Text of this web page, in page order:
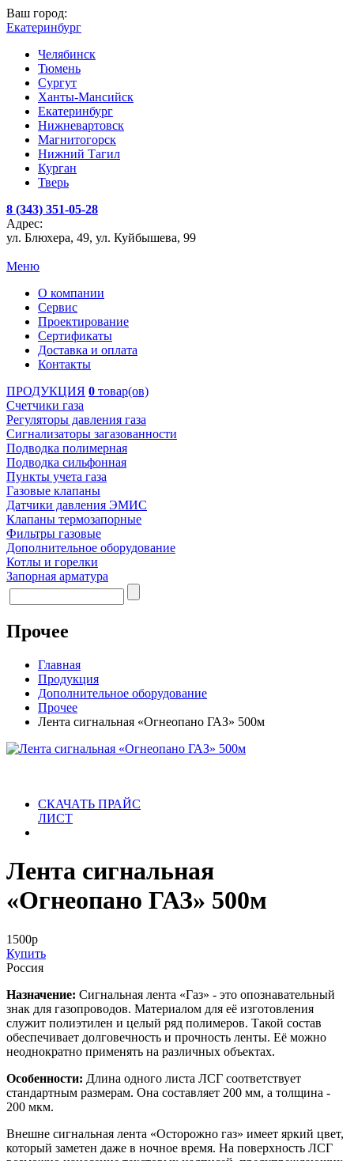
Ваш город:
Екатеринбург
Челябинск
Тюмень
Сургут
Ханты-Мансийск
Екатеринбург
Нижневартовск
Магнитогорск
Нижний Тагил
Курган
Тверь
8 (343) 351-05-28
Адрес:
ул. Блюхера, 49, ул. Куйбышева, 99
Меню
О компании
Сервис
Проектирование
Сертификаты
Доставка и оплата
Контакты
ПРОДУКЦИЯ 0 товар(ов)
Счетчики газа
Регуляторы давления газа
Сигнализаторы загазованности
Подводка полимерная
Подводка сильфонная
Пункты учета газа
Газовые клапаны
Датчики давления ЭМИС
Клапаны термозапорные
Фильтры газовые
Дополнительное оборудование
Котлы и горелки
Запорная арматура
Прочее
Главная
Продукция
Дополнительное оборудование
Прочее
Лента сигнальная «Огнеопано ГАЗ» 500м
СКАЧАТЬ ПРАЙС
ЛИСТ
Лента сигнальная
«Огнеопано ГАЗ» 500м
1500р
Купить
Россия
Назначение: Сигнальная лента «Газ» - это опознавательный
знак для газопроводов. Материалом для её изготовления
служит полиэтилен и целый ряд полимеров. Такой состав
обеспечивает долговечность и прочность ленты. Её можно
неоднократно применять на различных объектах.
Особенности: Длина одного листа ЛСГ соответствует
стандартным размерам. Она составляет 200 мм, а толщина -
200 мкм.
Внешне сигнальная лента «Осторожно газ» имеет яркий цвет,
который заметен даже в ночное время. На поверхность ЛСГ